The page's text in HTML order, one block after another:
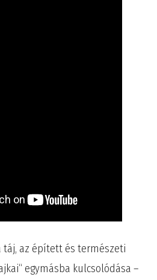
táj, az épített és természeti
egymásba kulcsolódása –